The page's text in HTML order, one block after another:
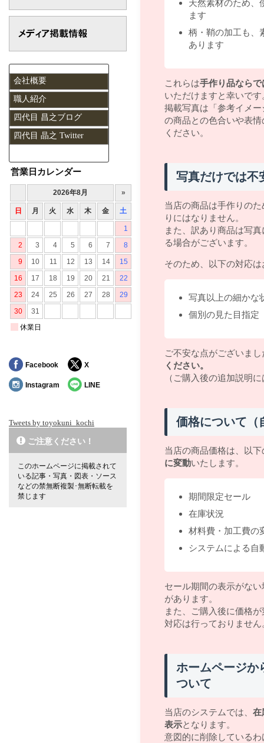
天然素材のため、
ます
柄・鞘の加工も、
あります
これらは手作り品なら
いただけますと幸いです
掲載写真は「参考イメ
の商品との色合いや表
ください。
写真だけでは不
当店の商品は手作りの
りにはなりません。
また、訳あり商品は写
る場合がございます。
そのため、以下の対応
写真以上の細かな
個別の見た目指定
ご不安な点がございまし
ください。
（ご購入後の追加説明
価格について（
当店の商品価格は、以
に変動いたします。
期間限定セール
在庫状況
材料費・加工費の
システムによる自
セール期間の表示がな
があります。
また、ご購入後に価格
対応は行っておりません
ホームページか
ついて
当店のシステムでは、 在
表示となります。
意図的に削除している
会社概要
職人紹介
四代目 昌之ブログ
四代目 晶之 Twitter
営業日カレンダー
Facebook X
Instagram LINE
Tweets by toyokuni_kochi
ご注意ください！
このホームページに掲載されて
いる記事・写真・図表・ソース
などの禁無断複製･無断転載を
禁じます